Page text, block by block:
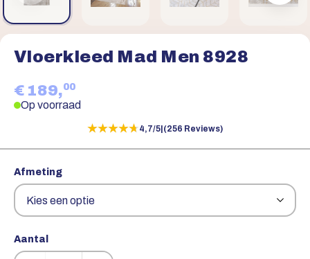
Vloerkleed Mad Men 8928
€ 189,00
Op voorraad
★★★★★
★★★★★4,7/5 (256 Reviews)
Afmeting
Aantal